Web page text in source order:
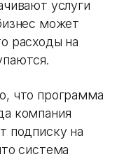
услуги
может
расходы на
что программа
компания
подписку на
система